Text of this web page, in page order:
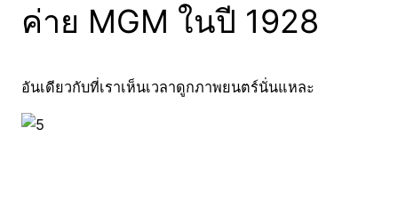
ค่าย MGM ในปี 1928
อันเดียวกับที่เราเห็นเวลาดูกภาพยนตร์นั่นแหละ